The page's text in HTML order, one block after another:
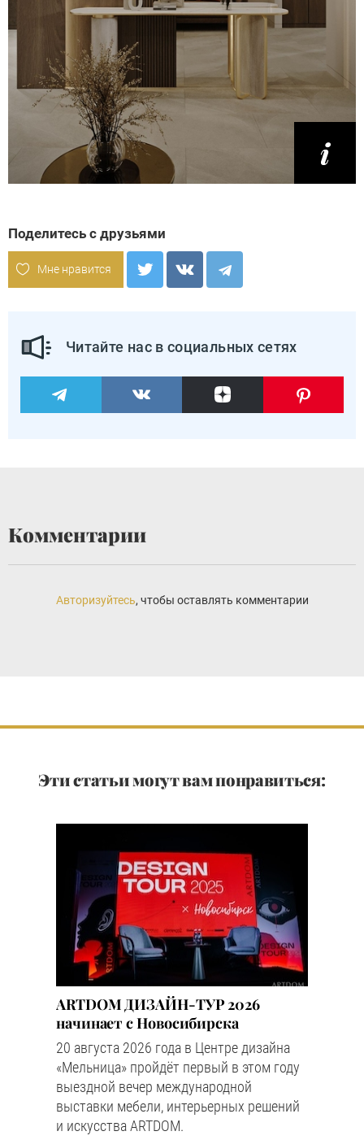
Поделитесь с друзьями
Мне нравится
Читайте нас в социальных сетях
Комментарии
Авторизуйтесь, чтобы оставлять комментарии
Эти статьи могут вам понравиться:
ARTDOM ДИЗАЙН-ТУР 2026
начинает с Новосибирска
20 августа 2026 года в Центре дизайна
«Мельница» пройдёт первый в этом году
выездной вечер международной
выставки мебели, интерьерных решений
и искусства ARTDOM.